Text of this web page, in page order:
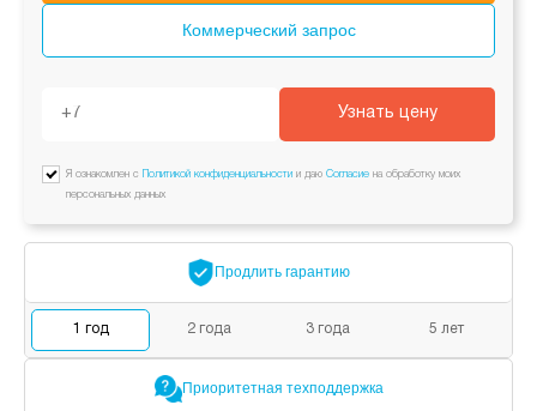
Коммерческий запрос
Узнать цену
Я ознакомлен с Политикой конфиденциальности и даю Согласие на обработку моих
персональных данных
Продлить гарантию
1 год 2 года 3 года 5 лет
Приоритетная техподдержка